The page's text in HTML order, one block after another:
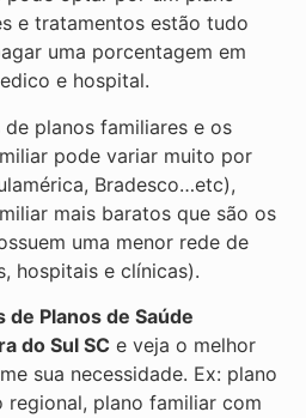
e tratamentos estão tudo
uma porcentagem em
e hospital.
planos familiares e os
pode variar muito por
Bradesco…etc),
mais baratos que são os
uma menor rede de
hospitais e clínicas).
Planos de Saúde
do Sul SC e veja o melhor
sua necessidade. Ex: plano
regional, plano familiar com